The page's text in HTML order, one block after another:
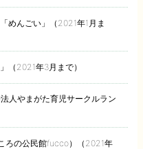
めんごい」（2021年1月ま
（2021年3月まで）
人やまがた育児サークルラン
ろの公民館fucco）（2021年